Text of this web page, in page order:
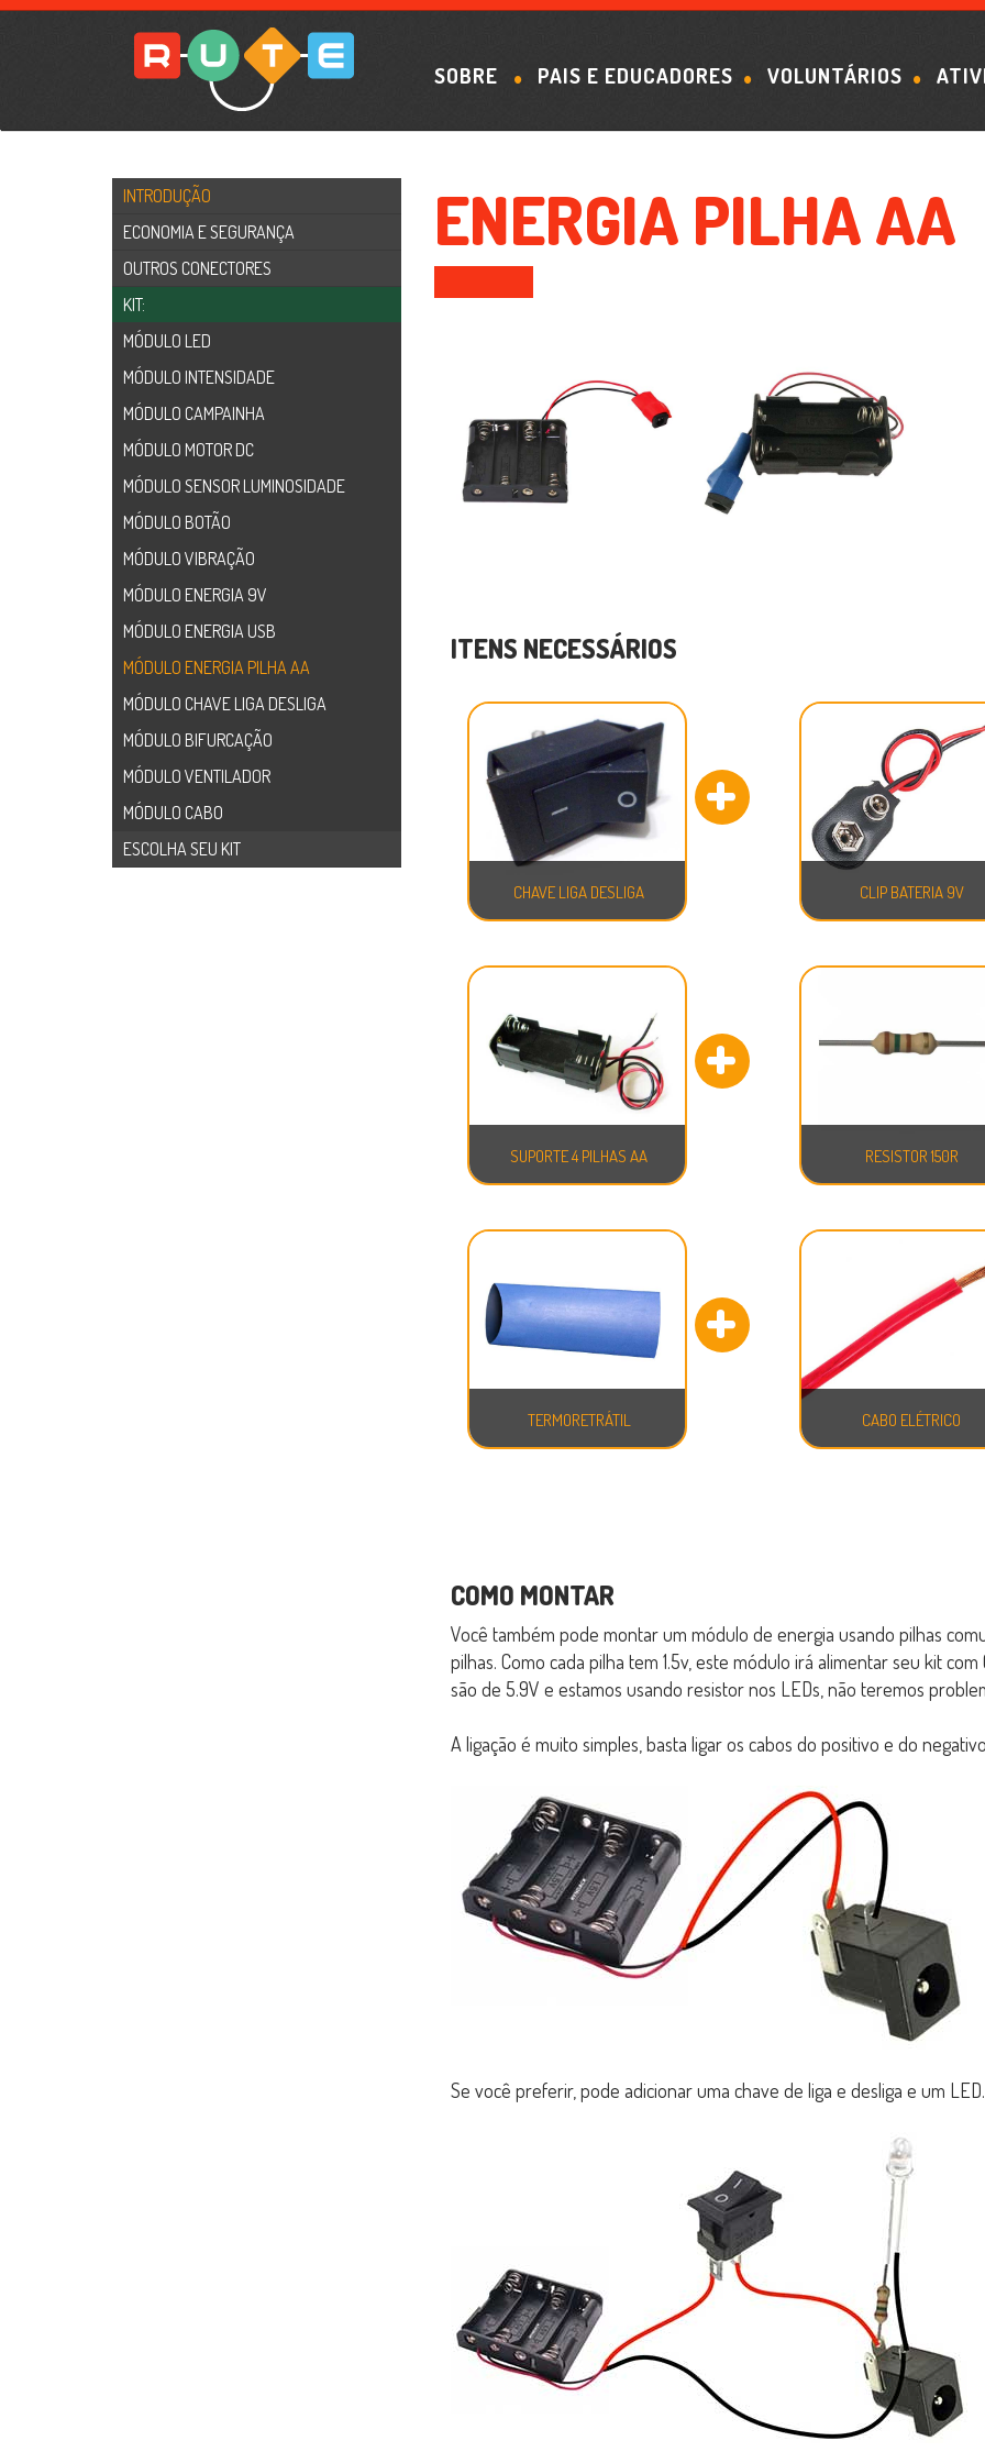
SOBRE PAIS E EDUCADORES VOLUNTÁRIOS
INTRODUÇÃO
ECONOMIA E SEGURANÇA
OUTROS CONECTORES
KIT:
MÓDULO LED
MÓDULO INTENSIDADE
MÓDULO CAMPAINHA
MÓDULO MOTOR DC
MÓDULO SENSOR LUMINOSIDADE
MÓDULO BOTÃO
MÓDULO VIBRAÇÃO
MÓDULO ENERGIA 9V
MÓDULO ENERGIA USB
MÓDULO ENERGIA PILHA AA
MÓDULO CHAVE LIGA DESLIGA
MÓDULO BIFURCAÇÃO
MÓDULO VENTILADOR
MÓDULO CABO
ESCOLHA SEU KIT
ENERGIA PILHA AA
ITENS NECESSÁRIOS
CHAVE LIGA DESLIGA CLIP BATERIA 9V
SUPORTE 4 PILHAS AA RESISTOR 150R
TERMORETRÁTIL CABO ELÉTRICO
COMO MONTAR
Você também pode montar um módulo de energia usando pilhas
pilhas. Como cada pilha tem 1.5v, este módulo irá alimentar seu kit
são de 5.9V e estamos usando resistor nos LEDs, não teremos
A ligação é muito simples, basta ligar os cabos do positivo e do
Se você preferir, pode adicionar uma chave de liga e desliga e um LED.